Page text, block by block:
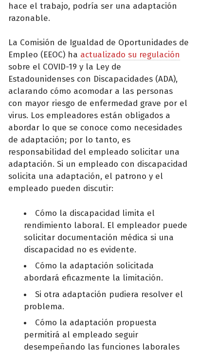
hace el trabajo, podría ser una adaptación
razonable.
La Comisión de Igualdad de Oportunidades de
Empleo (EEOC) ha actualizado su regulación
sobre el COVID-19 y la Ley de
Estadounidenses con Discapacidades (ADA),
aclarando cómo acomodar a las personas
con mayor riesgo de enfermedad grave por el
virus. Los empleadores están obligados a
abordar lo que se conoce como necesidades
de adaptación; por lo tanto, es
responsabilidad del empleado solicitar una
adaptación. Si un empleado con discapacidad
solicita una adaptación, el patrono y el
empleado pueden discutir:
Cómo la discapacidad limita el
rendimiento laboral. El empleador puede
solicitar documentación médica si una
discapacidad no es evidente.
Cómo la adaptación solicitada
abordará eficazmente la limitación.
Si otra adaptación pudiera resolver el
problema.
Cómo la adaptación propuesta
permitirá al empleado seguir
desempeñando las funciones laborales